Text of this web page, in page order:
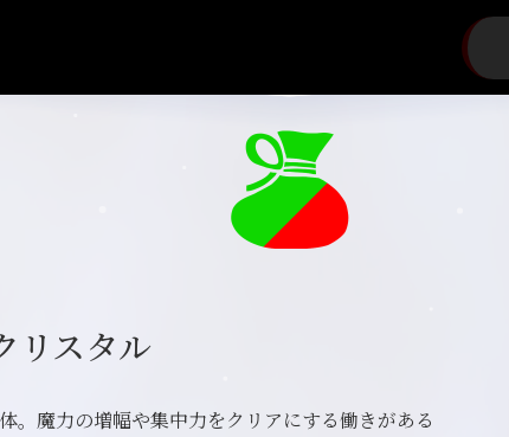
リスタル
。魔力の増幅や集中力をクリアにする働きがある